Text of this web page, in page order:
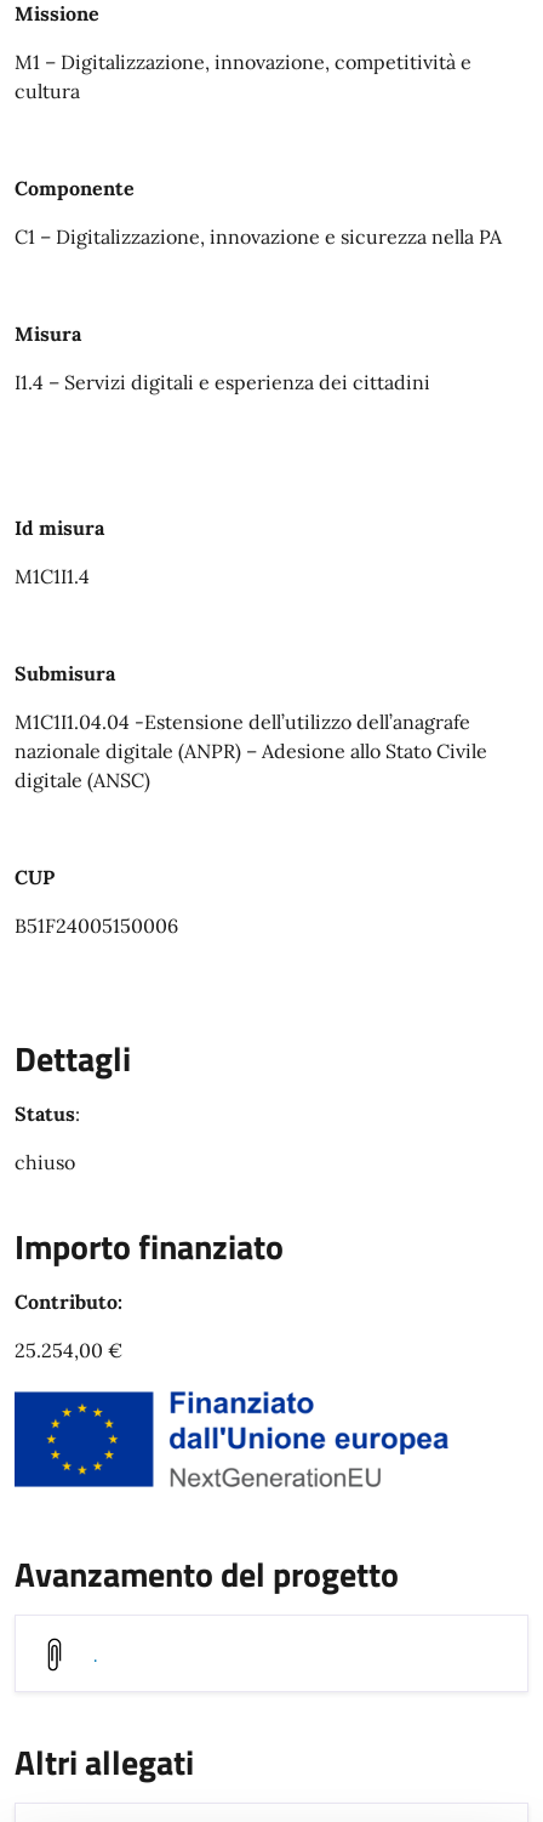
Missione
M1 – Digitalizzazione, innovazione, competitività e
cultura
Componente
C1 – Digitalizzazione, innovazione e sicurezza nella PA
Misura
I1.4 – Servizi digitali e esperienza dei cittadini
Id misura
M1C1I1.4
Submisura
M1C1I1.04.04 -Estensione dell’utilizzo dell’anagrafe
nazionale digitale (ANPR) – Adesione allo Stato Civile
digitale (ANSC)
CUP
B51F24005150006
Dettagli
Status:
chiuso
Importo finanziato
Contributo:
25.254,00 €
Avanzamento del progetto
.
Altri allegati